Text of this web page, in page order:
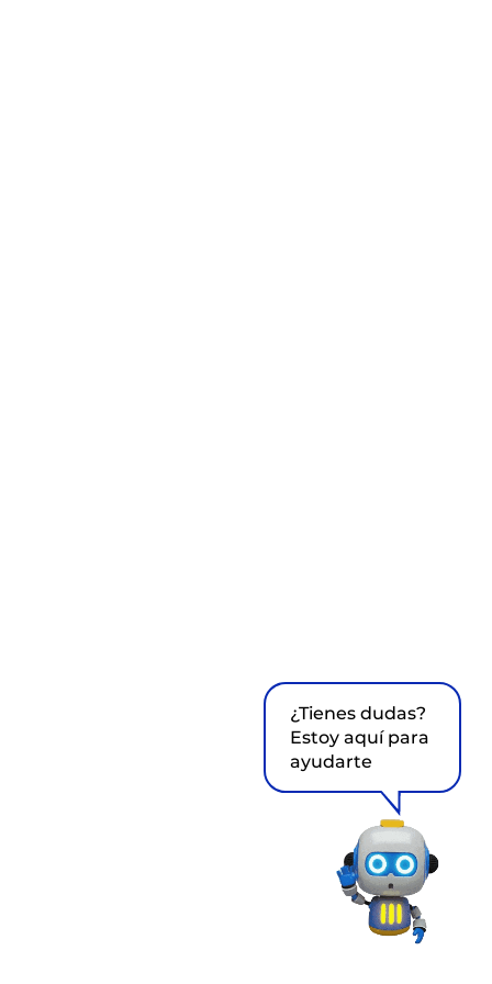
¿Tienes dudas?
Estoy aquí para
ayudarte